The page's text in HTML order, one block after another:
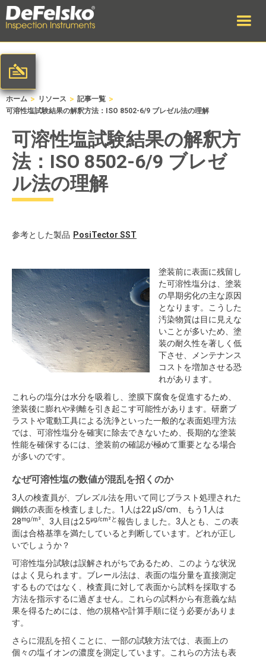
ホーム > リソース > 記事一覧 >
可溶性塩試験結果の解釈方法：ISO 8502-6/9 ブレゼル法の理解
可溶性塩試験結果の解釈方
法：ISO 8502-6/9 ブレゼ
ル法の理解
参考とした製品 PosiTector SST
塗装前に表面に残留し
た可溶性塩分は、塗装
の早期劣化の主な原因
となります。こうした
汚染物質は目に見えな
いことが多いため、塗
装の耐久性を著しく低
下させ、メンテナンス
コストを増加させる恐
れがあります。
これらの塩分は水分を吸着し、塗膜下腐食を促進するため、
塗装後に膨れや剥離を引き起こす可能性があります。研磨ブ
ラストや電動工具による洗浄といった一般的な表面処理方法
では、可溶性塩分を確実に除去できないため、長期的な塗装
性能を確保するには、塗装前の確認が極めて重要となる場合
が多いのです。
なぜ可溶性塩の数値が混乱を招くのか
3人の検査員が、ブレズル法を用いて同じブラスト処理された
鋼鉄の表面を検査しました。1人は22 µS/cm、もう1人は
28mg/m² 、3人目は2.5µg/cm²と報告しました。3人とも、この表
面は合格基準を満たしていると判断しています。どれが正し
いでしょうか？
可溶性塩分試験は誤解されがちであるため、このような状況
はよく見られます。ブレール法は、表面の塩分量を直接測定
するものではなく、検査員に対して表面から試料を採取する
方法を指示するに過ぎません。これらの試料から有意義な結
果を得るためには、他の規格や計算手順に従う必要がありま
す。
さらに混乱を招くことに、一部の試験方法では、表面上の
個々の塩イオンの濃度を測定しています。これらの方法も表